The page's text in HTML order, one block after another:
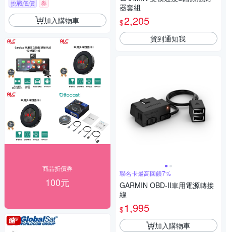
挑戰低價
券
加入購物車
商品折價券
100元
器套組
$2,205
貨到通知我
聯名卡最高回饋7%
GARMIN OBD-II車用電源轉接
線
$1,995
加入購物車